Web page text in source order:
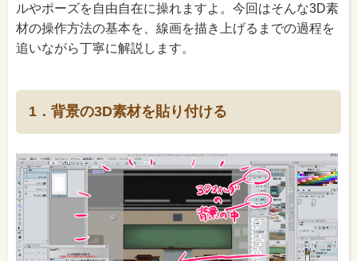
ルやポーズを自由自在に操れますよ。今回はそんな3D素
材の操作方法の基本を、線画を描き上げるまでの過程を
追いながら丁寧に解説します。
1．背景の3D素材を貼り付ける